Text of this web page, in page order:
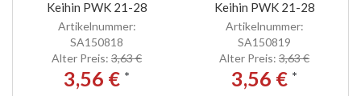
Keihin PWK 21-28
Artikelnummer:
SA150818
Alter Preis: 3,63 €
3,56 € *
Keihin PWK 21-28
Artikelnummer:
SA150819
Alter Preis: 3,63 €
3,56 € *